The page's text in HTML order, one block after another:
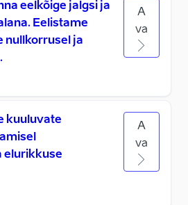
eelkõige jalgsi ja
Eelistame
nullkorrusel ja
A
va
kuuluvate
elurikkuse
A
va